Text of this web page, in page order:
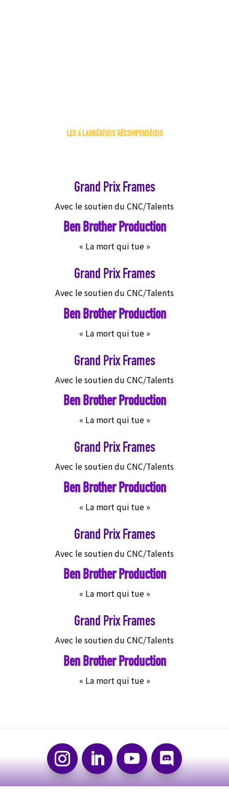
LES 6 LAURÉAT(E)S RÉCOMPENSÉ(E)S
Grand Prix Frames
Avec le soutien du CNC/Talents
Ben Brother Production
« La mort qui tue »
Grand Prix Frames
Avec le soutien du CNC/Talents
Ben Brother Production
« La mort qui tue »
Grand Prix Frames
Avec le soutien du CNC/Talents
Ben Brother Production
« La mort qui tue »
Grand Prix Frames
Avec le soutien du CNC/Talents
Ben Brother Production
« La mort qui tue »
Grand Prix Frames
Avec le soutien du CNC/Talents
Ben Brother Production
« La mort qui tue »
Grand Prix Frames
Avec le soutien du CNC/Talents
Ben Brother Production
« La mort qui tue »